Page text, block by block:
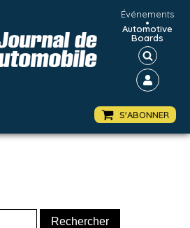
Événements
•
Automotive
Boards
S'ABONNER